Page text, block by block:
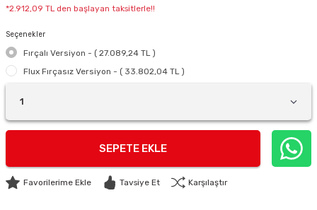
*2.912,09 TL den başlayan taksitlerle!!
Seçenekler
Fırçalı Versiyon - ( 27.089,24 TL )
Flux Fırçasız Versiyon - ( 33.802,04 TL )
SEPETE EKLE
Tavsiye Et Karşılaştır